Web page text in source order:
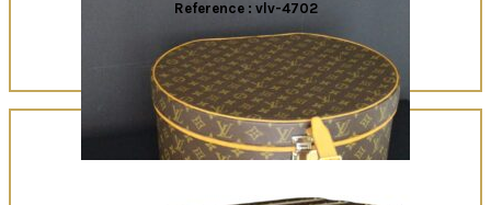
Reference : vlv-4702